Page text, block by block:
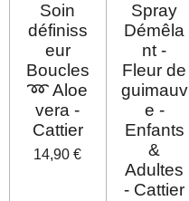
Soin
définiss
eur
Boucles
➿ Aloe
vera -
Cattier
14,90 €
Spray
Démêla
nt -
Fleur de
guimauv
e -
Enfants
&
Adultes
- Cattier